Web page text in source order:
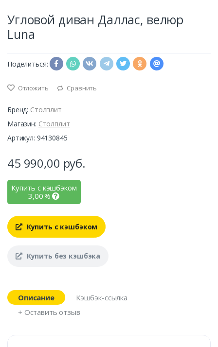
Угловой диван Даллас, велюр
Luna
Поделиться:
Отложить Сравнить
Бренд: Столплит
Магазин: Столплит
Артикул: 94130845
45 990,00 руб.
Купить с кэшбэком
3,00%
Купить с кэшбэком
Купить без кэшбэка
Описание
Кэшбэк-ссылка
+ Оставить отзыв